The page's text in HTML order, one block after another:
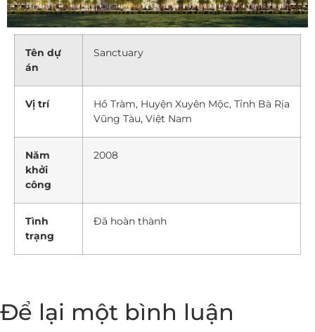
Tên dự
án
Sanctuary
Vị trí
Hồ Tràm, Huyện Xuyên Mộc, Tỉnh Bà Rịa
Vũng Tàu, Việt Nam
Năm
khởi
công
2008
Tình
trạng
Đã hoàn thành
Để lại một bình luận